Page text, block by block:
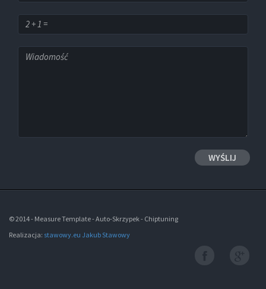
© 2014 - Measure Template - Auto-Skrzypek - Chiptuning
Realizacja: stawowy.eu Jakub Stawowy